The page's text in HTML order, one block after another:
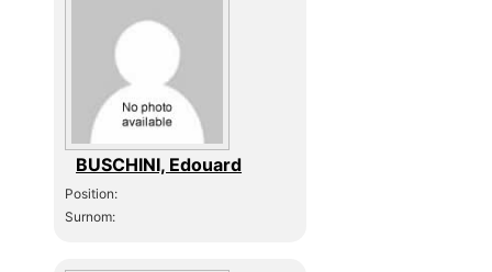
BUSCHINI, Edouard
Position:
Surnom: